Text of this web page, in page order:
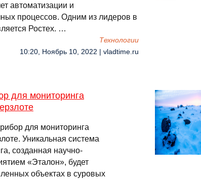
автоматизации и
процессов. Одним из лидеров в
Ростех. …
Технологии
10:20, Ноябрь 10, 2022 | vladtime.ru
для мониторинга
для мониторинга
Уникальная система
созданная научно-
«Эталон», будет
объектах в суровых